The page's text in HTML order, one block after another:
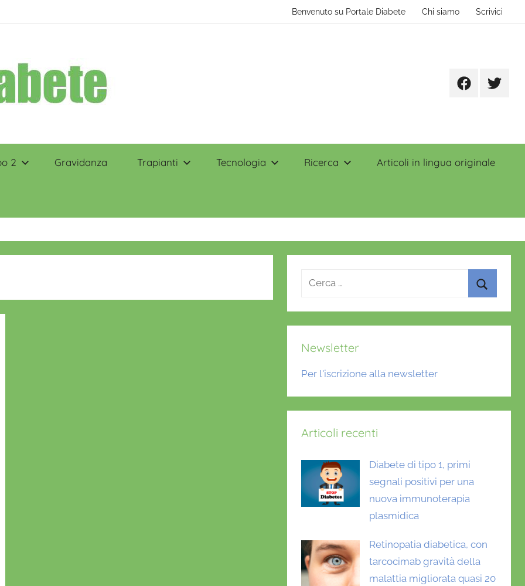
Benvenuto su Portale Diabete Chi siamo Scrivici
FacebookTwitter
2 Gravidanza Trapianti Tecnologia Ricerca Articoli in lingua originale
Ricerca
Newsletter
Per l'iscrizione alla newsletter
Articoli recenti
Diabete di tipo 1, primi
segnali positivi per una
nuova immunoterapia
plasmidica
Retinopatia diabetica, con
tarcocimab gravità della
malattia migliorata quasi 20